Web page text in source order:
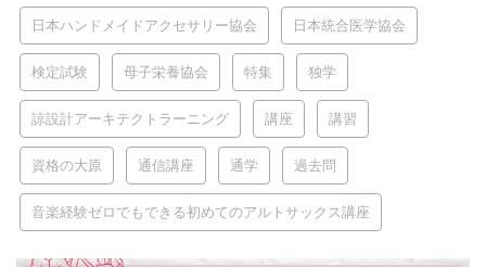
日本ハンドメイドアクセサリー協会 日本統合医学協会
検定試験 母子栄養協会 特集 独学
諒設計アーキテクトラーニング 講座 講習
資格の大原 通信講座 通学 過去問
音楽経験ゼロでもできる初めてのアルトサックス講座